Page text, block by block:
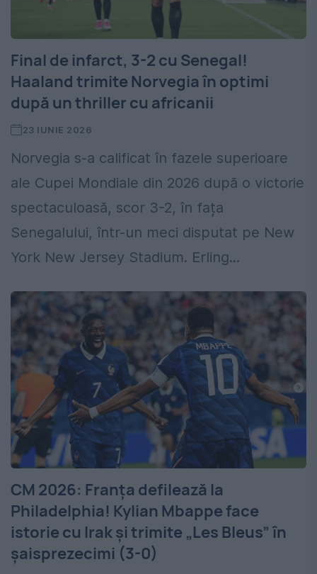
Final de infarct, 3-2 cu Senegal!
Haaland trimite Norvegia în optimi
după un thriller cu africanii
23 IUNIE 2026
Norvegia s-a calificat în fazele superioare
ale Cupei Mondiale din 2026 după o victorie
spectaculoasă, scor 3-2, în fața
Senegalului, într-un meci disputat pe New
York New Jersey Stadium. Erling...
CM 2026: Franța defilează la
Philadelphia! Kylian Mbappe face
istorie cu Irak și trimite „Les Bleus” în
șaisprezecimi (3-0)